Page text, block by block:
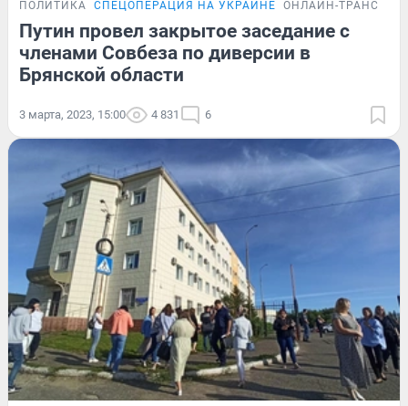
ПОЛИТИКА СПЕЦОПЕРАЦИЯ НА УКРАИНЕ ОНЛАЙН-
Путин провел закрытое заседание с
членами Совбеза по диверсии в
Брянской области
3 марта, 2023, 15:00 4 831 6